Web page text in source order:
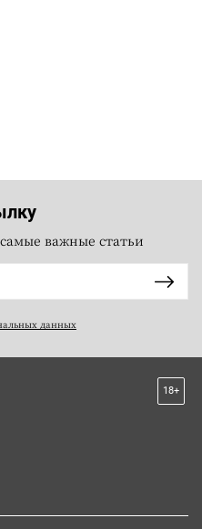
важные статьи
данных
18+